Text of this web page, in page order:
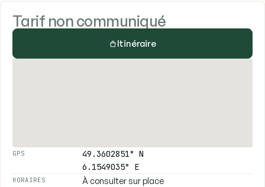
Tarif non communiqué
Itinéraire
GPS
49.3602851° N
6.1549035° E
HORAIRES À consulter sur place